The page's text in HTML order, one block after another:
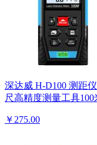
深达威 H-D100 测距
尺高精度测量工具
￥275.00